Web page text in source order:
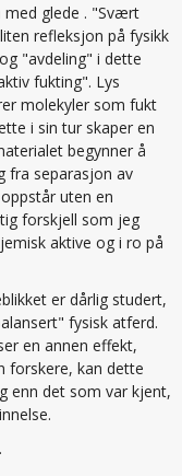
med glede . "Svært
refleksjon på fysikk
"avdeling" i dette
fukting". Lys
molekyler som fukt
i sin tur skaper en
begynner å
fra separasjon av
uten en
forskjell som jeg
aktive og i ro på
er dårlig studert,
fysisk atferd.
en annen effekt,
forskere, kan dette
enn det som var kjent,